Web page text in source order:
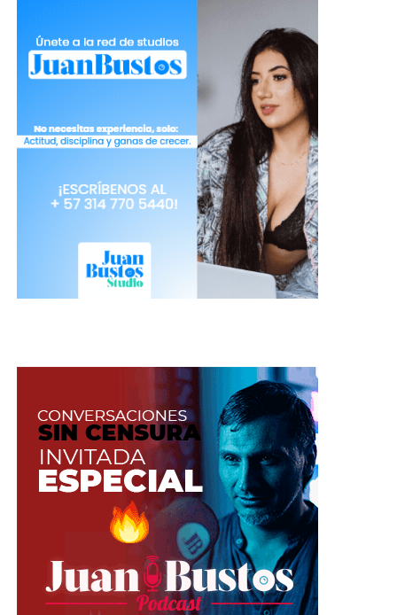
tratamiento no es directamente para
los rizos, si funciona como un
procedimiento previo para proteger el
cabello antes de someterlo a altas
temperaturas de las planchas o
pinzas ya que su efecto es dejarlo
sellado y brillante. Para aplicarlo
necesitas de un huevo, ½ pepino y
una cucharada de aceite de coco.
Vierte todos los ingredientes en la
licuadora y al obtener una crema
homogénea, humedece antes el
cabello con agua y comienza a
que saques lo residuos y lista para
armarte tus rizos perfectos.